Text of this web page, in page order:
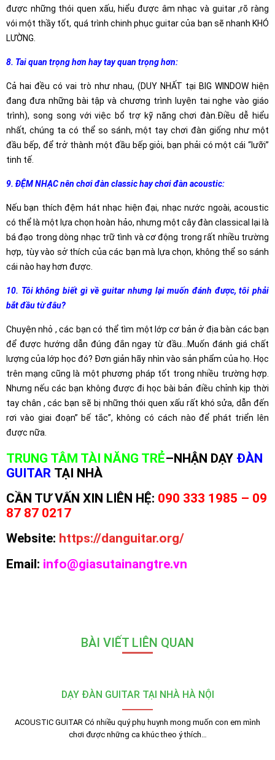
được những thói quen xấu, hiểu được âm nhạc và guitar ,rõ ràng
vói một thầy tốt, quá trình chinh phục guitar của bạn sẽ nhanh KHÓ
LƯỜNG.
8. Tai quan trọng hơn hay tay quan trọng hơn:
Cả hai đều có vai trò như nhau, (DUY NHẤT tại BIG WINDOW hiện
đang đưa những bài tập và chương trình luyện tai nghe vào giáo
trình), song song với việc bổ trợ kỹ năng chơi đàn.Điều dễ hiểu
nhất, chúng ta có thể so sánh, một tay chơi đàn giống như một
đầu bếp, để trở thành một đầu bếp giỏi, bạn phải có một cái “lưỡi”
tinh tế.
9. ĐỆM NHẠC nên chơi đàn classic hay chơi đàn acoustic:
Nếu bạn thích đệm hát nhạc hiện đại, nhạc nước ngoài, acoustic
có thể là một lựa chọn hoàn hảo, nhưng một cây đàn classical lại là
bá đạo trong dòng nhạc trữ tình và cơ động trong rất nhiều trường
hợp, tùy vào sở thích của các bạn mà lựa chọn, không thể so sánh
cái nào hay hơn được.
10. Tôi không biết gì về guitar nhưng lại muốn đánh được, tôi phải
bắt đầu từ đâu?
Chuyện nhỏ , các bạn có thể tìm một lớp cơ bản ở địa bàn các bạn
để được hướng dẫn đúng đắn ngay từ đầu…Muốn đánh giá chất
lượng của lớp học đó? Đơn giản hãy nhìn vào sản phẩm của họ. Học
trên mạng cũng là một phương pháp tốt trong nhiều trường hợp.
Nhưng nếu các bạn không được đi học bài bản điều chỉnh kịp thời
tay chân , các bạn sẽ bị những thói quen xấu rất khó sửa, dẫn đến
rơi vào giai đoạn” bế tắc”, không có cách nào để phát triển lên
được nữa.
TRUNG TÂM TÀI NĂNG TRẺ–NHẬN DẠY ĐÀN
GUITAR TẠI NHÀ
CẦN TƯ VẤN XIN LIÊN HỆ: 090 333 1985 – 09
87 87 0217
Website: https://danguitar.org/
Email: info@giasutainangtre.vn
BÀI VIẾT LIÊN QUAN
DẠY ĐÀN GUITAR TẠI NHÀ HÀ NỘI
ACOUSTIC GUITAR Có nhiều quý phụ huynh mong muốn con em mình
chơi được những ca khúc theo ý thích…